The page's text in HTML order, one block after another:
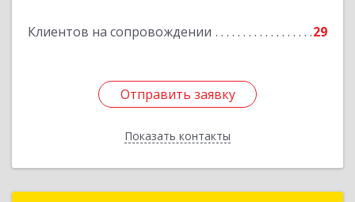
Клиентов на сопровождении 29
Отправить заявку
Показать контакты
Отправить заявку
Назад